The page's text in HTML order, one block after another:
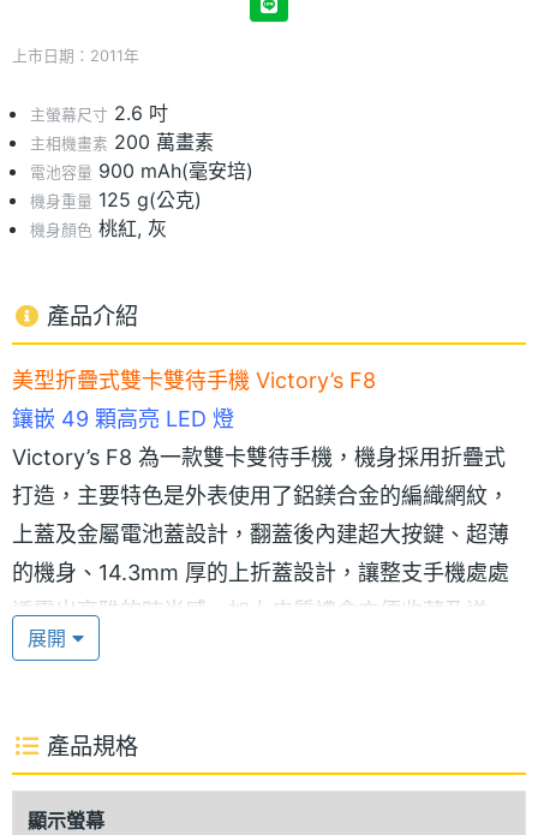
上市日期：2011年
主螢幕尺寸 2.6 吋
主相機畫素 200 萬畫素
電池容量 900 mAh(毫安培)
機身重量 125 g(公克)
機身顏色 桃紅, 灰
產品介紹
美型折疊式雙卡雙待手機 Victory’s F8
鑲嵌 49 顆高亮 LED 燈
Victory’s F8 為一款雙卡雙待手機，機身採用折疊式
打造，主要特色是外表使用了鋁鎂合金的編織網紋，
上蓋及金屬電池蓋設計，翻蓋後內建超大按鍵、超薄
的機身、14.3mm 厚的上折蓋設計，讓整支手機處處
透露出高雅的時尚感，加上皮質禮盒方便收藏及送
禮。更令人驚喜的是在上蓋右上角內建隱藏式的 LED
來電時顯示電話號碼、英文名字、未接電話、新訊
展開
產品規格
顯示螢幕